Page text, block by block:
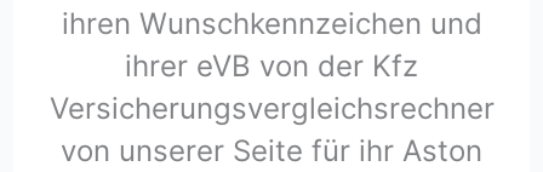
ihren Wunschkennzeichen und
ihrer eVB von der Kfz
Versicherungsvergleichsrechner
von unserer Seite für ihr Aston